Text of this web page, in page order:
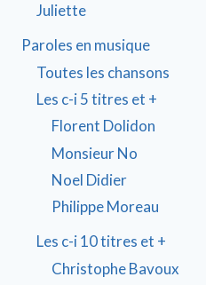
Juliette
Paroles en musique
Toutes les chansons
Les c-i 5 titres et +
Florent Dolidon
Monsieur No
Noel Didier
Philippe Moreau
Les c-i 10 titres et +
Christophe Bavoux